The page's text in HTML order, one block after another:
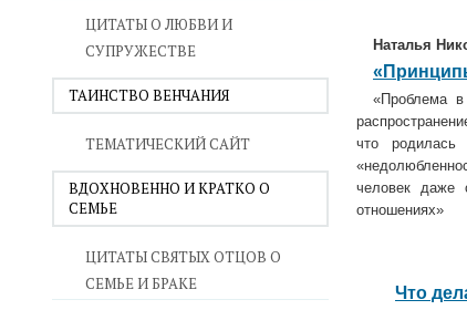
ЦИТАТЫ О ЛЮБВИ И
СУПРУЖЕСТВЕ
ТАИНСТВО ВЕНЧАНИЯ
ТЕМАТИЧЕСКИЙ САЙТ
ВДОХНОВЕННО И КРАТКО О
СЕМЬЕ
ЦИТАТЫ СВЯТЫХ ОТЦОВ О
СЕМЬЕ И БРАКЕ
Наталья
«Проблема в
что родилась
человек даже
отношениях»
Что